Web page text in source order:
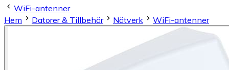
WiFi-antenner
Hem
Datorer & Tillbehör Nätverk WiFi-antenner